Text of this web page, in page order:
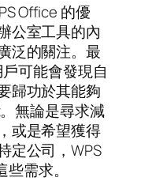
Office 的優
公室工具的內
泛的關注。最
可能會發現自
歸功於其能夠
無論是尋求減
或是希望獲得
定公司，WPS
需求。